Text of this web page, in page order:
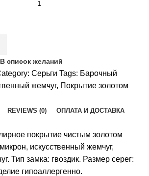
В список желаний
Серьги Tags: Барочный
жемчуг, Покрытие золотом
REVIEWS (0) ОПЛАТА И ДОСТАВКА
покрытие чистым золотом
искусственный жемчуг,
Тип замка: гвоздик. Размер серег:
гипоаллергенно.